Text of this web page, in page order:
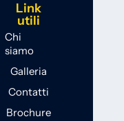
Link
utili
Chi
siamo
Galleria
Contatti
Brochure